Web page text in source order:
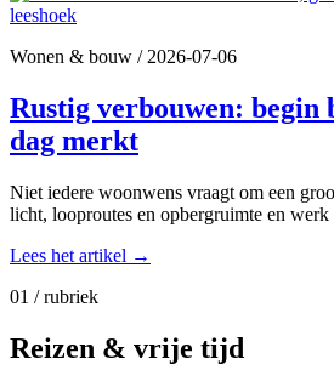
Wonen & bouw /2026-07-06
Rustig verbouwen: begin
dag merkt
Niet iedere woonwens vraagt om een
licht, looproutes en opbergruimte en werk
Lees het artikel →
01 / rubriek
Reizen & vrije tijd